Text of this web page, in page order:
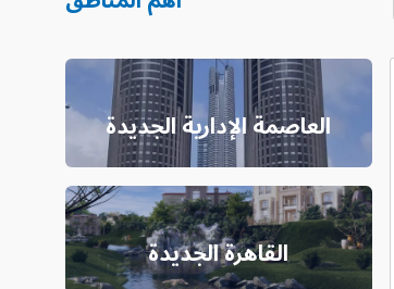
العاصمة الإدارية الجديدة
القاهرة الجديدة